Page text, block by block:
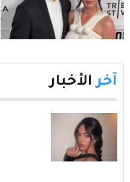
آخر الأخبار